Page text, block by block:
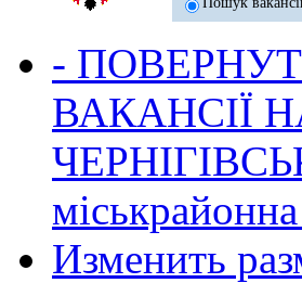
-
ВАКАНСІЇ
Изменить